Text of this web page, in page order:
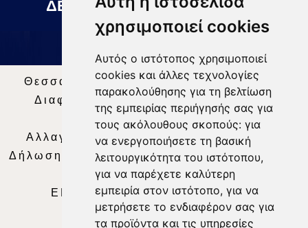
χρησιμοποιεί cookies
Αυτός ο ιστότοπος χρησιμοποιεί
cookies και άλλες τεχνολογίες
παρακολούθησης για τη βελτίωση
της εμπειρίας περιήγησής σας για
τους ακόλουθους σκοπούς: για
να ενεργοποιήσετε τη βασική
λειτουργικότητα του ιστότοπου,
για να παρέχετε καλύτερη
εμπειρία στον ιστότοπο, για να
μετρήσετε το ενδιαφέρον σας για
τα προϊόντα και τις υπηρεσίες
ΔΕΛΤΙΟ ΕΙΔΗΣΕΩΝ 07 08 2026
Θεσσαλία Τηλεόραση|SNG Services
Διαφήμιση | Όροι Χρήσης |Δήλωση
Απορρήτου |
Περιεχόμενο
Αλλαγή Προτιμήσεων για τα Cookies
Δήλωση συμμόρφωσης με τη σύσταση (ΕΕ)
2018/334|Ταυτότητα
ΕΝΗΜΕΡΩΣΗ |WEB TV| LIVE